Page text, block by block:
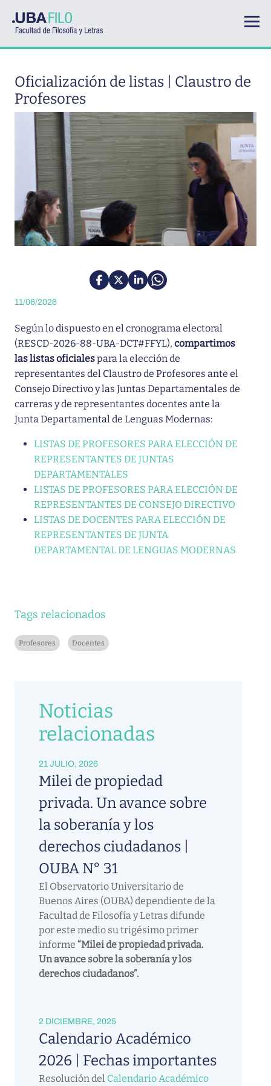
Oficialización de listas | Claustro de
Profesores
11/06/2026
Según lo dispuesto en el cronograma electoral
(RESCD-2026-88-UBA-DCT#FFYL), compartimos
las listas oficialespara la elección de
representantes del Claustro de Profesores ante el
Consejo Directivo y las Juntas Departamentales de
carreras y de representantes docentes ante la
Junta Departamental de Lenguas Modernas:
LISTAS DE PROFESORES PARA ELECCIÓN DE
REPRESENTANTES DE JUNTAS
DEPARTAMENTALES
LISTAS DE PROFESORES PARA ELECCIÓN DE
REPRESENTANTES DE CONSEJO DIRECTIVO
LISTAS DE DOCENTES PARA ELECCIÓN DE
REPRESENTANTES DE JUNTA
DEPARTAMENTAL DE LENGUAS MODERNAS
Tags relacionados
Profesores Docentes
Noticias
relacionadas
21 JULIO, 2026
Milei de propiedad
privada. Un avance sobre
la soberanía y los
derechos ciudadanos |
OUBA N° 31
El Observatorio Universitario de
Buenos Aires (OUBA) dependiente de la
Facultad de Filosofía y Letras difunde
por este medio su trigésimo primer
informe “Milei de propiedad privada.
Un avance sobre la soberanía y los
derechos ciudadanos”.
2 DICIEMBRE, 2025
Calendario Académico
2026 | Fechas importantes
Resolución del Calendario Académico